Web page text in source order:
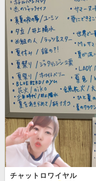
チャットロワイヤル